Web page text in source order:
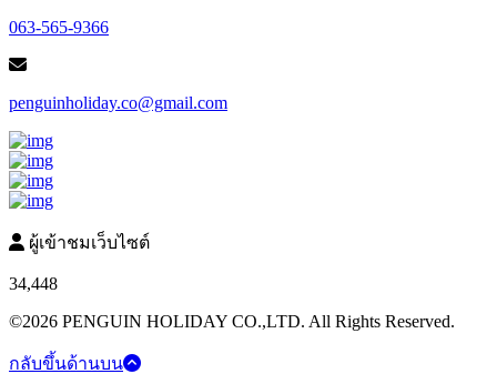
063-565-9366
penguinholiday.co@gmail.com
ผู้เข้าชมเว็บไซต์
34,448
©2026 PENGUIN HOLIDAY CO.,LTD. All Rights Reserved.
กลับขึ้นด้านบน